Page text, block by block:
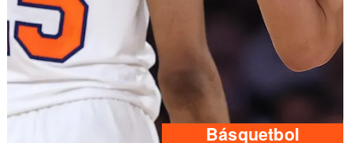
Básquetbol